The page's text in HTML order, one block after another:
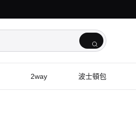
2way 波士頓包